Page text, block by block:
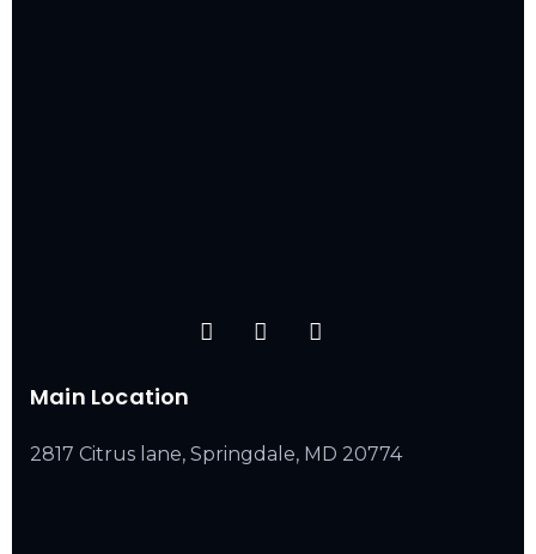
Main Location
2817 Citrus lane, Springdale, MD 20774